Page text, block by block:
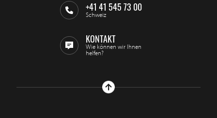
+41 41 545 73 00
Schweiz
KONTAKT
Wie können wir Ihnen
helfen?